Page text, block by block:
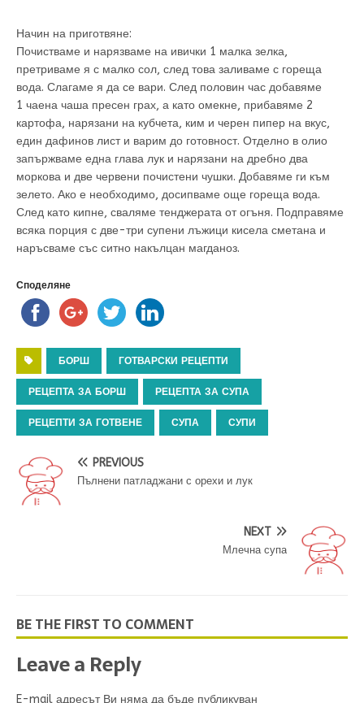
Начин на приготвяне:
Почистваме и нарязваме на ивички 1 малка зелка,
претриваме я с малко сол, след това заливаме с гореща
вода. Слагаме я да се вари. След половин час добавяме
1 чаена чаша пресен грах, а като омекне, прибавяме 2
картофа, нарязани на кубчета, ким и черен пипер на вкус,
един дафинов лист и варим до готовност. Отделно в олио
запържваме една глава лук и нарязани на дребно два
моркова и две червени почистени чушки. Добавяме ги към
зелето. Ако е необходимо, досипваме още гореща вода.
След като кипне, сваляме тенджерата от огъня. Подправяме
всяка порция с две-три супени лъжици кисела сметана и
наръсваме със ситно накълцан магданоз.
Споделяне
БОРШ ГОТВАРСКИ РЕЦЕПТИ
РЕЦЕПТА ЗА БОРШ РЕЦЕПТА ЗА СУПА
РЕЦЕПТИ ЗА ГОТВЕНЕ СУПА СУПИ
PREVIOUS
Пълнени патладжани с орехи и лук
NEXT
Млечна супа
BE THE FIRST TO COMMENT
Leave a Reply
E-mail адресът Ви няма да бъде публикуван